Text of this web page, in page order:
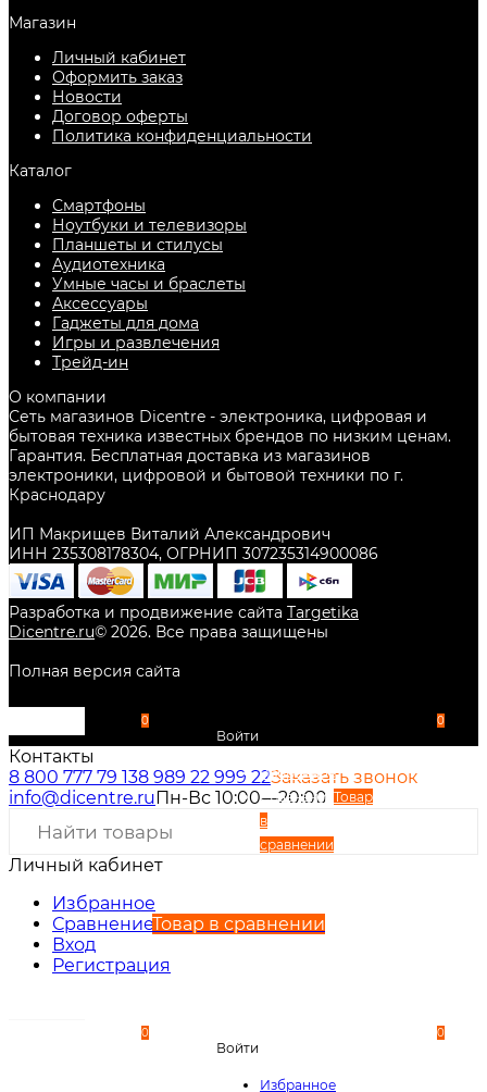
Магазин
Личный кабинет
Оформить заказ
Новости
Договор оферты
Политика конфиденциальности
Каталог
Смартфоны
Ноутбуки и телевизоры
Планшеты и стилусы
Аудиотехника
Умные часы и браслеты
Аксессуары
Гаджеты для дома
Игры и развлечения
Трейд-ин
О компании
Сеть магазинов Dicentre - электроника, цифровая и
бытовая техника известных брендов по низким ценам.
Гарантия. Бесплатная доставка из магазинов
электроники, цифровой и бытовой техники по г.
Краснодару
ИП Макрищев Виталий Александрович
ИНН 235308178304, ОГРНИП 307235314900086
Разработка и продвижение сайта Targetika
Dicentre.ru© 2026. Все права защищены
Полная версия сайта
0
Войти
Избранное
Сравнение Товар
в
сравнении
0
Контакты
8 800 777 79 138 989 22 999 22Заказать звонок
info@dicentre.ru Пн-Вс 10:00—20:00
Личный кабинет
Избранное
СравнениеТовар в сравнении
Вход
Регистрация
0
Войти
Избранное
0